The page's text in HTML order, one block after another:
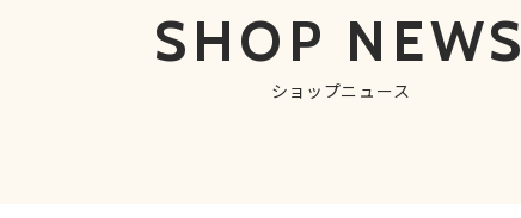
SHOP NEWS
ショップニュース